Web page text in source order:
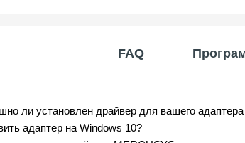
FAQ
ли установлен драйвер для вашего адаптера
адаптер на Windows 10?